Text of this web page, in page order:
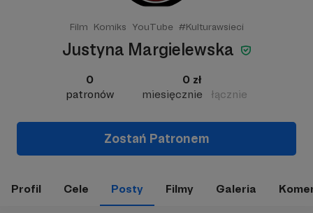
Film Komiks YouTube #Kulturawsieci
Justyna Margielewska
0
patronów
0 zł
miesięcznie
łącznie
Zostań Patronem
Profil Cele Posty Filmy Galeria